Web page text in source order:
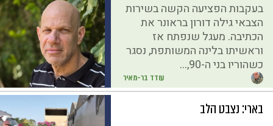
עודד בר-מאיר
בעקבות הפציעה הקשה בשירות
הצבאי גילה דורון בראונר את
הכתיבה. מעגל שנפתח אז
וראשיתו בלינה המשותפת, נסגר
כשהוריו בני ה-90,...
בארי: נצבט הלב